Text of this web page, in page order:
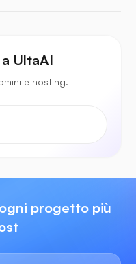
UltaAI
e hosting.
progetto più